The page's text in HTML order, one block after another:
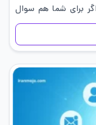
برای شما هم سوال